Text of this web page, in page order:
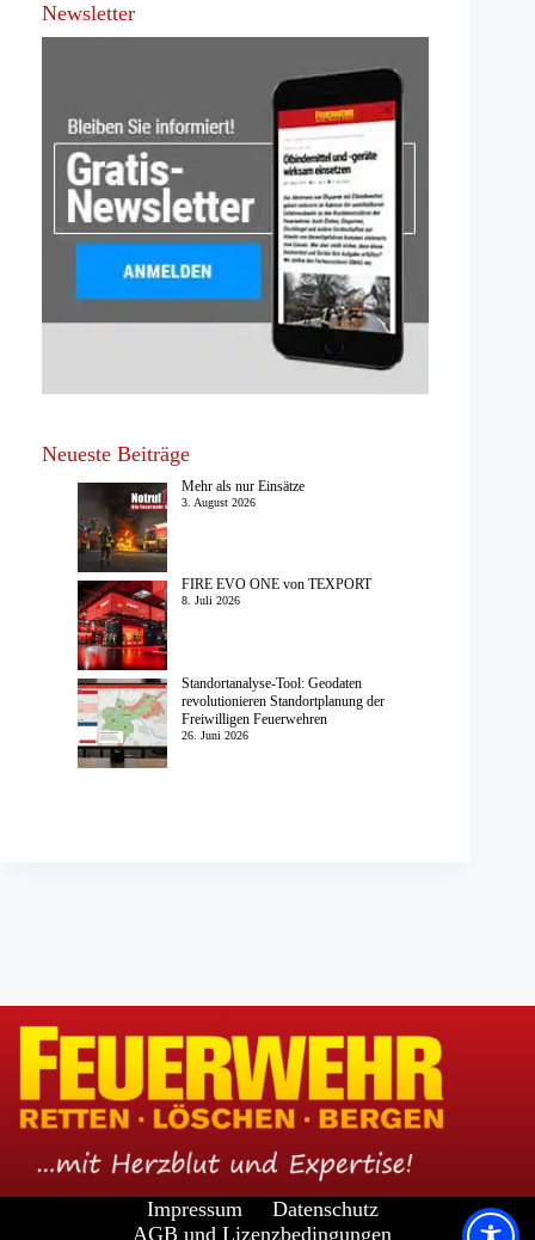
Newsletter
Neueste Beiträge
Mehr als nur Einsätze
3. August 2026
FIRE EVO ONE von TEXPORT
8. Juli 2026
Standortanalyse-Tool: Geodaten
revolutionieren Standortplanung der
Freiwilligen Feuerwehren
26. Juni 2026
Impressum
Datenschutz
AGB und Lizenzbedingungen